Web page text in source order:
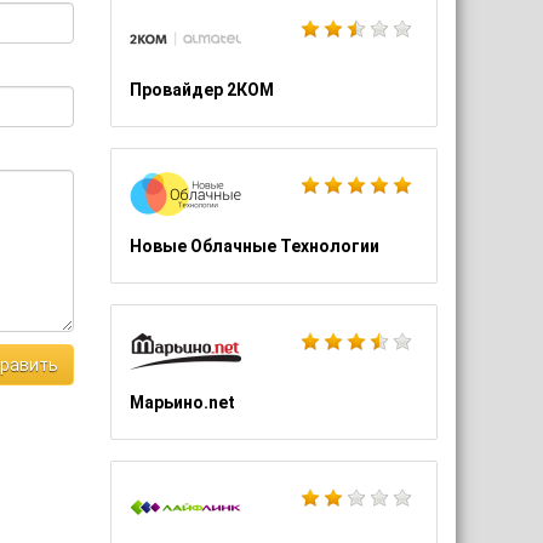
Провайдер 2КОМ
Новые Облачные Технологии
Марьино.net